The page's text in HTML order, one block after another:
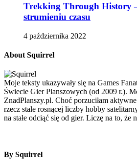
Trekking Through History
strumieniu czasu
4 października 2022
About Squirrel
Moje teksty ukazywały się na Games
Świecie Gier Planszowych (od 2009 r.).
ZnadPlanszy.pl. Choć porzuciłam
rzecz stale rosnącej liczby hobby
na stałe odciąć się od gier. Liczę na to, że
By Squirrel